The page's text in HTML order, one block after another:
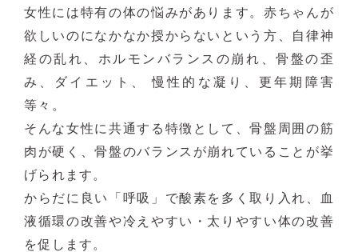
女性には特有の体の悩みがあります。赤ちゃんが
欲しいのになかなか授からないという方、自律神
経の乱れ、ホルモンバランスの崩れ、骨盤の歪
み、ダイエット、 慢性的な凝り、更年期障害
等々。
そんな女性に共通する特徴として、骨盤周囲の筋
肉が硬く、骨盤のバランスが崩れていることが挙
げられます。
からだに良い「呼吸」で酸素を多く取り入れ、血
液循環の改善や冷えやすい・太りやすい体の改善
を促します。